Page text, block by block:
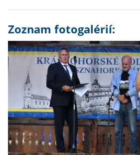
Zoznam fotogalérií: